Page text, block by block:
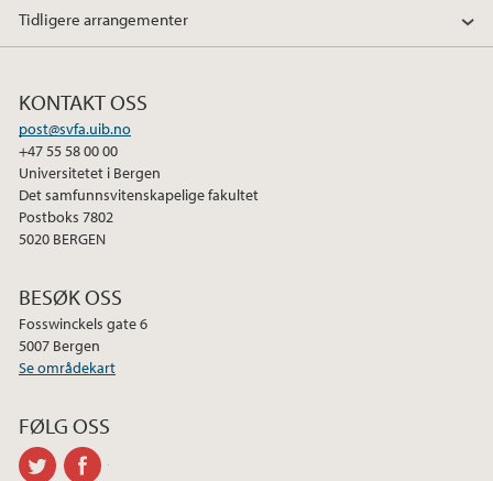
k
Tidligere arrangementer
KONTAKT OSS
post@svfa.uib.no
+47 55 58 00 00
Universitetet i Bergen
Det samfunnsvitenskapelige fakultet
Postboks 7802
5020 BERGEN
BESØK OSS
Fosswinckels gate 6
5007 Bergen
Se områdekart
FØLG OSS
twitter